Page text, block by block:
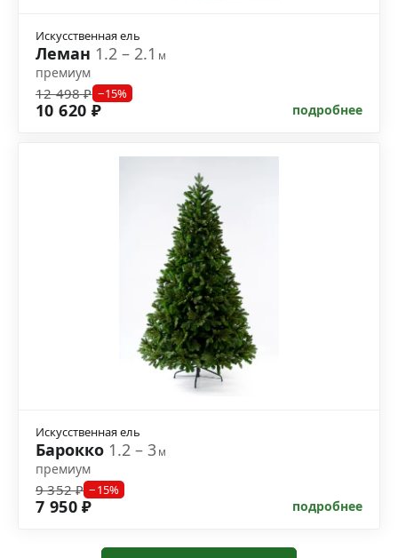
Искусственная ель
Леман 1.2 – 2.1м
премиум
12 498 ₽ −15%
10 620 ₽ подробнее
Искусственная ель
Барокко 1.2 – 3м
премиум
9 352 ₽ −15%
7 950 ₽ подробнее